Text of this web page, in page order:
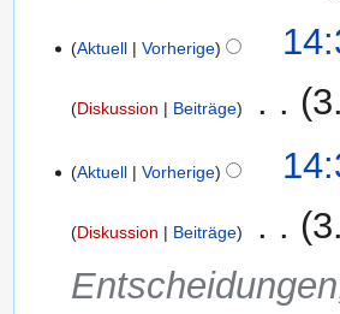
Aktuell Vorherige
Diskussion Beiträge
Aktuell Vorherige
Diskussion Beiträge